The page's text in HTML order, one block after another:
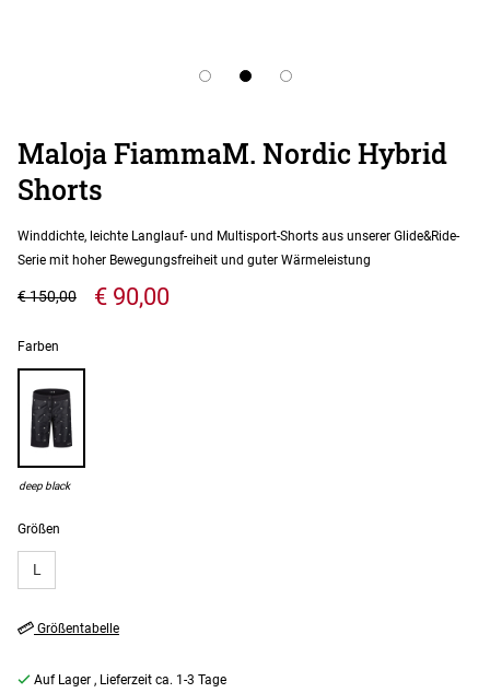
Maloja FiammaM. Nordic Hybrid
Shorts
Winddichte, leichte Langlauf- und Multisport-Shorts aus unserer Glide&Ride-
Serie mit hoher Bewegungsfreiheit und guter Wärmeleistung
€ 90,00
€ 150,00
Größen
L
Farben
deep black
Größentabelle
Auf Lager , Lieferzeit ca. 1-3 Tage